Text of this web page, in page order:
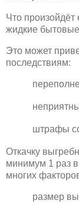
Что произойдёт
жидкие
Это может
последствиям:
штрафы
Откачку
минимум 1 раз
многих
размер